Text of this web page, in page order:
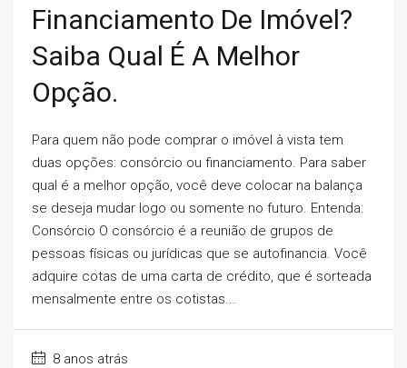
Financiamento De Imóvel?
Saiba Qual É A Melhor
Opção.
Para quem não pode comprar o imóvel à vista tem
duas opções: consórcio ou financiamento. Para saber
qual é a melhor opção, você deve colocar na balança
se deseja mudar logo ou somente no futuro. Entenda:
Consórcio O consórcio é a reunião de grupos de
pessoas físicas ou jurídicas que se autofinancia. Você
adquire cotas de uma carta de crédito, que é sorteada
mensalmente entre os cotistas...
8 anos atrás